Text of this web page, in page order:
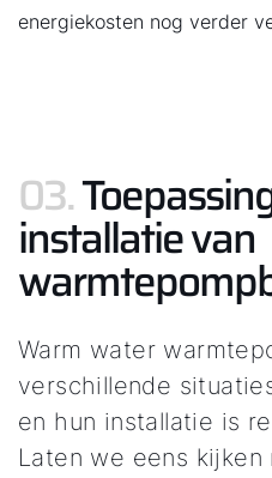
energiekosten nog verder
03.
installatie van
Warm water
verschillende
en hun installatie is
Laten we eens kijken